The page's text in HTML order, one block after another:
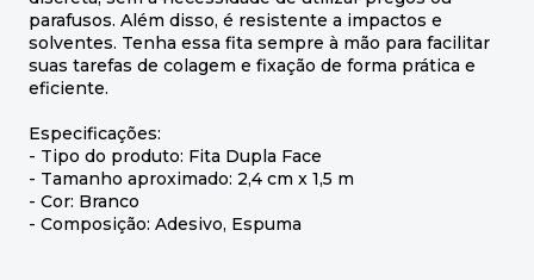
parafusos. Além disso, é resistente a impactos e
solventes. Tenha essa fita sempre à mão para facilitar
suas tarefas de colagem e fixação de forma prática e
eficiente.
Especificações:
- Tipo do produto: Fita Dupla Face
- Tamanho aproximado: 2,4 cm x 1,5 m
- Cor: Branco
- Composição: Adesivo, Espuma